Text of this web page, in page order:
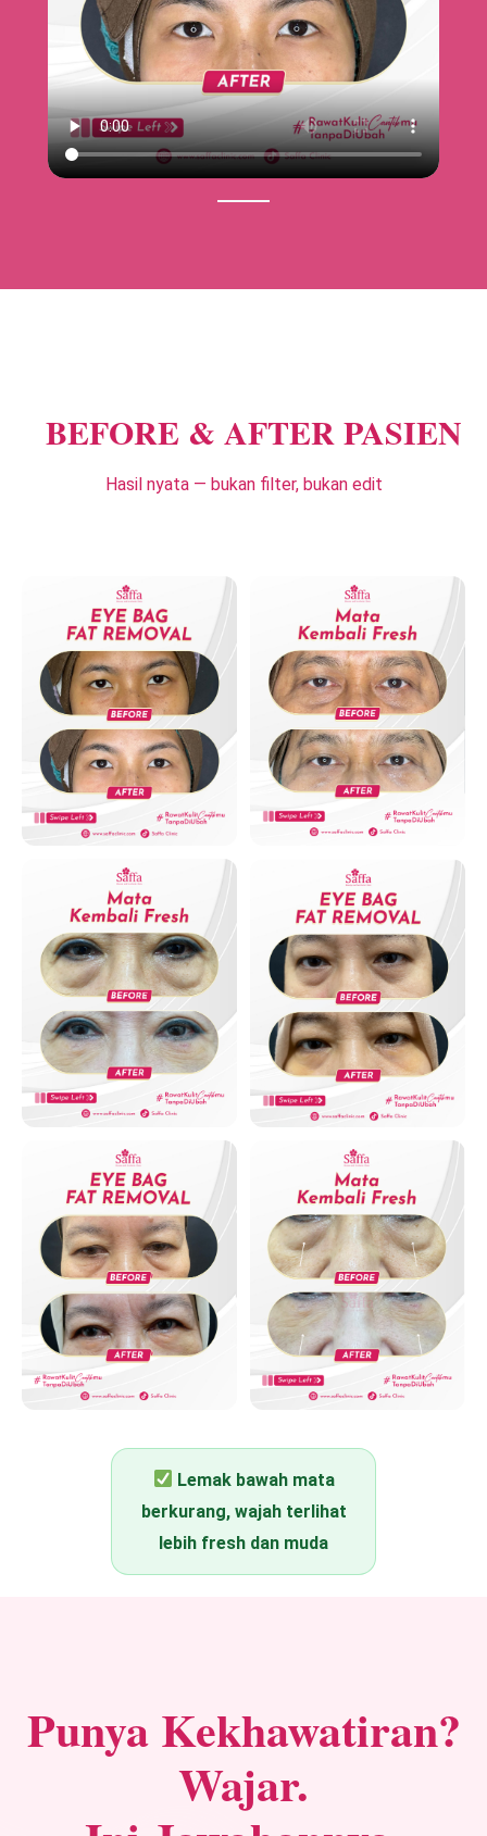
BEFORE & AFTER PASIEN
Hasil nyata — bukan filter, bukan edit
Cek bagaimana perawatan di Saffa
Clinic dan hasilnya
Lemak bawah mata
berkurang, wajah terlihat
lebih fresh dan muda
Punya Kekhawatiran?
Wajar.